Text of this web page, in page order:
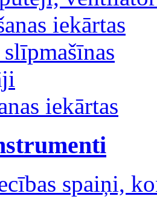
iekārtas
iekārtas
spaiņi,